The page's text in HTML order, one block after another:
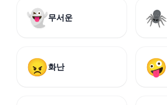
👻무서운 🕷️
😠화난 🤪